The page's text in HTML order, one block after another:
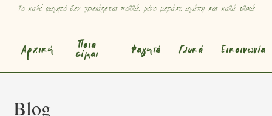
Το καλό φαγητό δεν χρειάζεται πολλά, μόνο μεράκι, αγάπη και καλά υλικά
Αρχική
Ποια
είμαι
Φαγητά Γλυκά Εικοινωνία
Blog